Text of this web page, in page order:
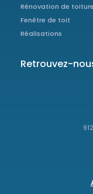
Rénovation de toiture
Fenêtre de toit
Réalisations
Retrouvez-